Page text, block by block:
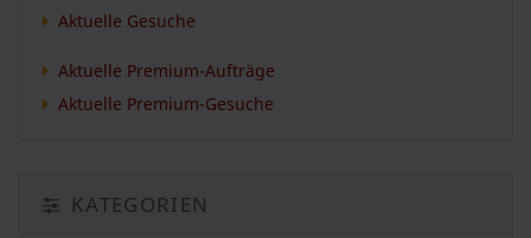
Aktuelle Gesuche
Aktuelle Premium-Aufträge
Aktuelle Premium-Gesuche
KATEGORIEN